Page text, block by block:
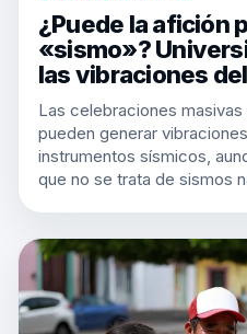
¿Puede la afición
«sismo»?
las vibraciones
Las celebraciones
pueden generar
instrumentos sísmicos,
que no se trata de sismos